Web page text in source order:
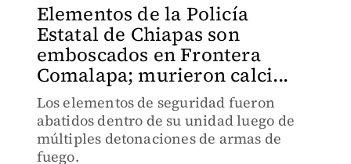
Elementos de la Policía
Estatal de Chiapas son
emboscados en Frontera
Comalapa; murieron calci...
Los elementos de seguridad fueron
abatidos dentro de su unidad luego de
múltiples detonaciones de armas de
fuego.